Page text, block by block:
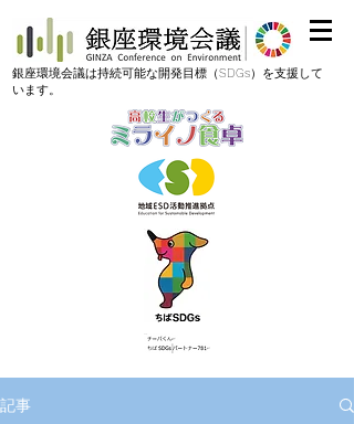
​銀座環境会議は持続可能な開発目標（SDGs）を支援して
います。
記事